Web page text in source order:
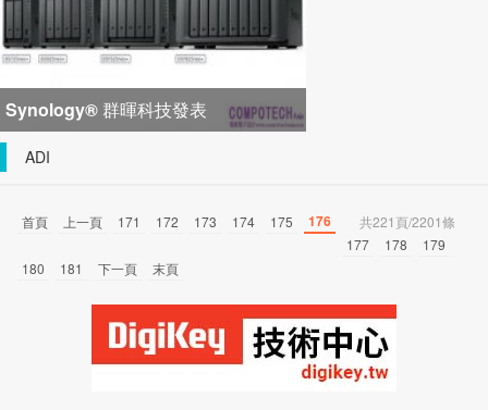
Synology® 群暉科技發表
DiskStation neo+ 系列，以低入手門
ADI
共221頁/2201條
首頁 上一頁 171 172 173 174 175 176
177 178
179
180
181 下一頁 末頁